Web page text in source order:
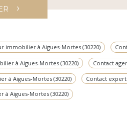
›
immobilier à Aigues-Mortes (30220)
à Aigues-Mortes (30220) Contact
à Aigues-Mortes (30220) Contact
Aigues-Mortes (30220)